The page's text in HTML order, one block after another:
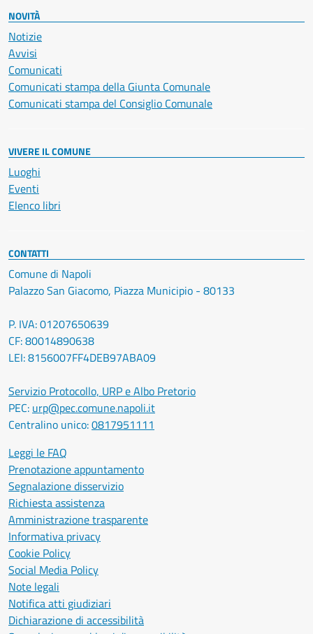
NOVITÀ
Notizie
Avvisi
Comunicati
Comunicati stampa della Giunta Comunale
Comunicati stampa del Consiglio Comunale
VIVERE IL COMUNE
Luoghi
Eventi
Elenco libri
CONTATTI
Comune di Napoli
Palazzo San Giacomo, Piazza Municipio - 80133
P. IVA: 01207650639
CF: 80014890638
LEI: 8156007FF4DEB97ABA09
Servizio Protocollo, URP e Albo Pretorio
PEC: urp@pec.comune.napoli.it
Centralino unico:0817951111
Leggi le FAQ
Prenotazione appuntamento
Segnalazione disservizio
Richiesta assistenza
Amministrazione trasparente
Informativa privacy
Cookie Policy
Social Media Policy
Note legali
Notifica atti giudiziari
Dichiarazione di accessibilità